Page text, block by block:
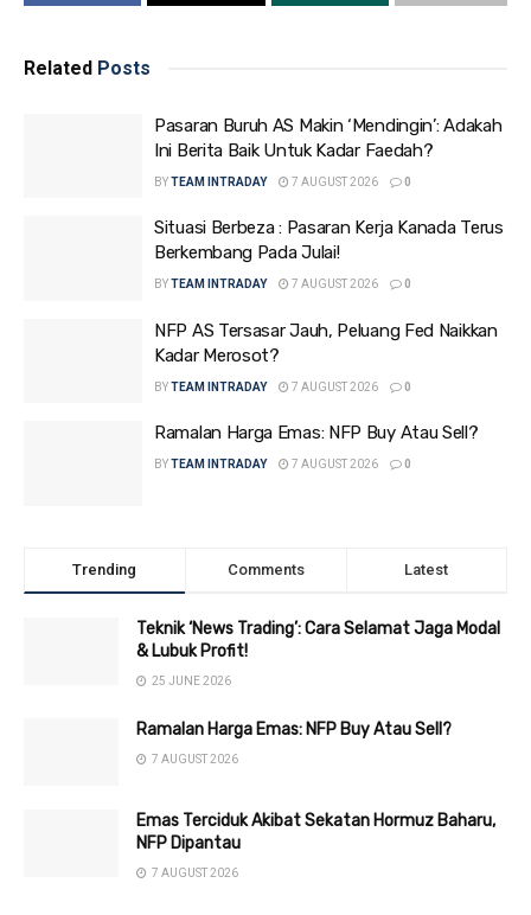
Related Posts
Pasaran Buruh AS Makin ‘Mendingin’: Adakah
Ini Berita Baik Untuk Kadar Faedah?
BYTEAM INTRADAY 7 AUGUST 2026 0
Situasi Berbeza : Pasaran Kerja Kanada Terus
Berkembang Pada Julai!
BYTEAM INTRADAY 7 AUGUST 2026 0
NFP AS Tersasar Jauh, Peluang Fed Naikkan
Kadar Merosot?
BYTEAM INTRADAY 7 AUGUST 2026 0
Ramalan Harga Emas: NFP Buy Atau Sell?
BYTEAM INTRADAY 7 AUGUST 2026 0
Trending Comments Latest
Teknik ‘News Trading’: Cara Selamat Jaga Modal
& Lubuk Profit!
25 JUNE 2026
Ramalan Harga Emas: NFP Buy Atau Sell?
7 AUGUST 2026
Emas Terciduk Akibat Sekatan Hormuz Baharu,
NFP Dipantau
7 AUGUST 2026